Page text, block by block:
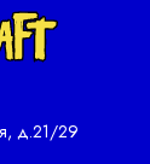
д.21/29